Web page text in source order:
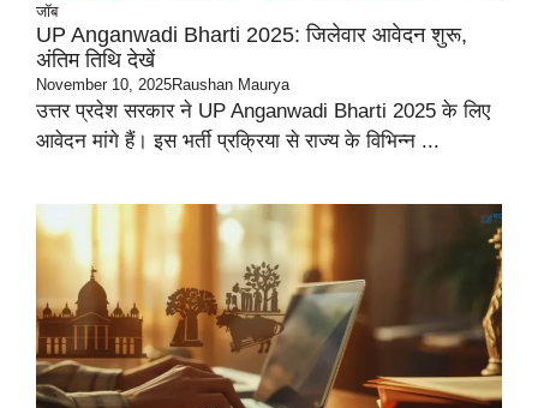
जॉब
UP Anganwadi Bharti 2025: जिलेवार आवेदन शुरू,
अंतिम तिथि देखें
November 10, 2025Raushan Maurya
उत्तर प्रदेश सरकार ने UP Anganwadi Bharti 2025 के लिए
आवेदन मांगे हैं। इस भर्ती प्रक्रिया से राज्य के विभिन्न ...